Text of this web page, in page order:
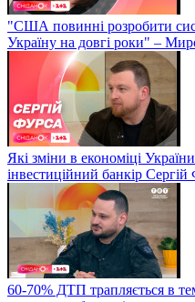
"США повинні розробити
Україну на довгі роки" –
Які зміни в економіці
інвестиційний банкір Сергій
60-70% ДТП трапляється в